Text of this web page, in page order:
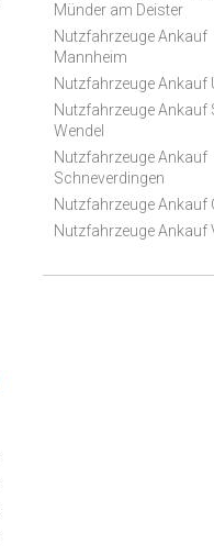
Münder am Deister
Nutzfahrzeuge Ankauf
Mannheim
Nutzfahrzeuge Ankauf
Nutzfahrzeuge Ankauf
Wendel
Nutzfahrzeuge Ankauf
Schneverdingen
Nutzfahrzeuge Ankauf
Nutzfahrzeuge Ankauf